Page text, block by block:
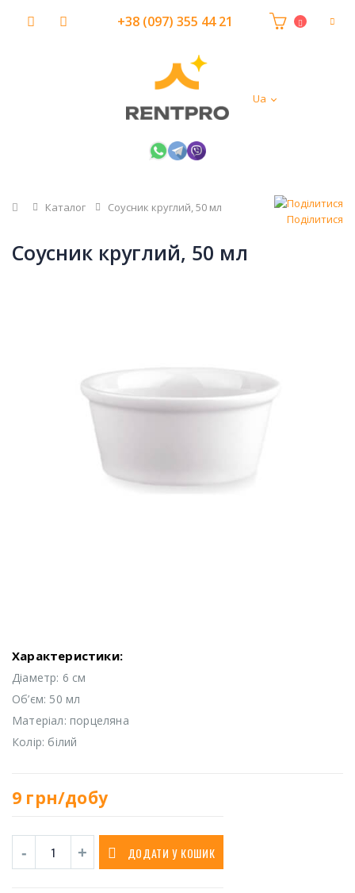
Ua
+38 (097) 355 44 21
Головна
Каталог
Соусник круглий, 50 мл
Поділитися
Соусник круглий, 50 мл
Характеристики:
Діаметр: 6 см
Об’єм: 50 мл
Матеріал: порцеляна
Колір: білий
9 грн/добу
ДОДАТИ У КОШИК